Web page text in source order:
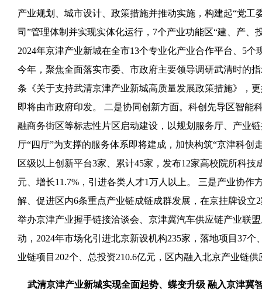
产业规划、城市设计、政策措施并推动实施，构建起“党工
司”管理体制并实现实体化运行，7个产业功能区“建、产、
2024年京津产业新城在全市13个专业化产业合作平台、5
今年，聚焦全面落实市委、市政府主要领导调研武清时的
条《关于支持武清京津产业新城高质量发展政策措施》，
即将由市政府印发。 二是协同创新方面。科创先导区智能
融商务街区等标志性片区启动建设，以规划服务厅、产业
厅“四厅”为支撑的服务体系即将建成，加快构筑“京津科创
区级以上创新平台3家、累计45家，发布12家高校院所科技
元、增长11.7%，引进各类人才1万人以上。 三是产业协作
解、促进区内6条重点产业链成链成群发展，在京挂牌设立
举办京津产业握手链接洽谈会、京津冀汽车供应链产业联
动，2024年市场化引进北京新设机构235家，落地项目37个
业链项目202个、总投资210.6亿元，区内融入北京产业链供
武清京津产业新城实现全面起势、蝶变升级 融入京津冀